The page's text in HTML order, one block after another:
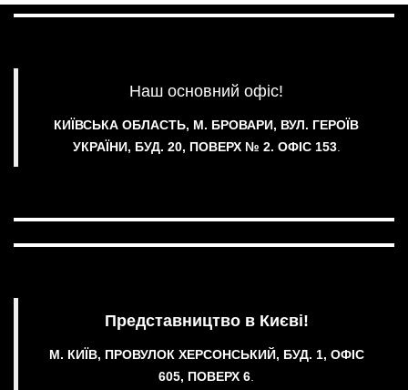
Наш основний офіс!
КИЇВСЬКА ОБЛАСТЬ, М. БРОВАРИ, ВУЛ. ГЕРОЇВ
УКРАЇНИ, БУД. 20, ПОВЕРХ № 2. ОФІС 153.
Представництво в Києві!
М. КИЇВ, ПРОВУЛОК ХЕРСОНСЬКИЙ, БУД. 1, ОФІС
605, ПОВЕРХ 6.